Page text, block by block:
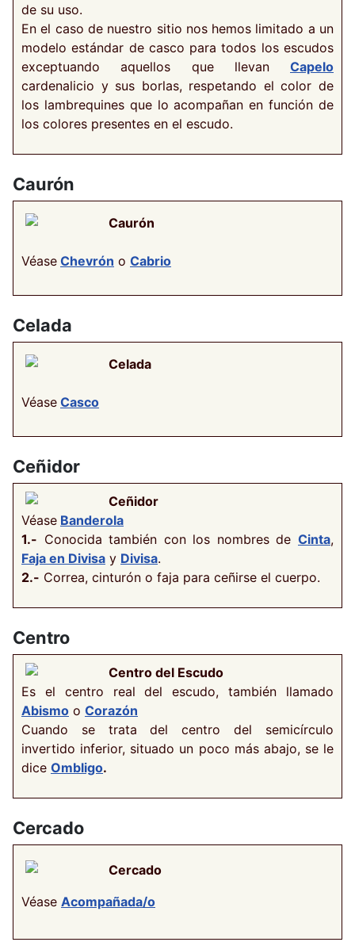
de su uso.
En el caso de nuestro sitio nos hemos limitado a un
modelo estándar de casco para todos los escudos
exceptuando aquellos que llevan Capelo
cardenalicio y sus borlas, respetando el color de
los lambrequines que lo acompañan en función de
los colores presentes en el escudo.
Caurón
Caurón
Véase Chevrón o Cabrio
Celada
Celada
Véase Casco
Ceñidor
Ceñidor
Véase Banderola
1.- Conocida también con los nombres de Cinta,
Faja en Divisa y Divisa.
2.- Correa, cinturón o faja para ceñirse el cuerpo.
Centro
Centro del Escudo
Es el centro real del escudo, también llamado
Abismo o Corazón
Cuando se trata del centro del semicírculo
invertido inferior, situado un poco más abajo, se le
dice Ombligo.
Cercado
Cercado
Véase Acompañada/o